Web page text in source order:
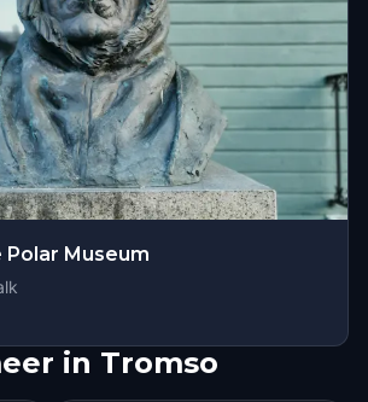
Museum
in Tromso